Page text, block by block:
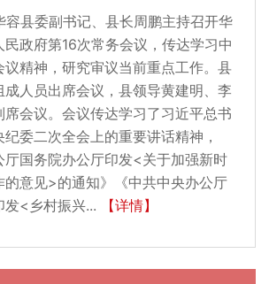
容县委副书记、县长周鹏主持召开华
政府第16次常务会议，传达学习中
议精神，研究审议当前重点工作。县
人员出席会议，县领导黄建明、李
会议。会议传达学习了习近平总书
委二次全会上的重要讲话精神，
厅国务院办公厅印发<关于加强新时
的意见>的通知》《中共中央办公厅
发<乡村振兴...
【详情】